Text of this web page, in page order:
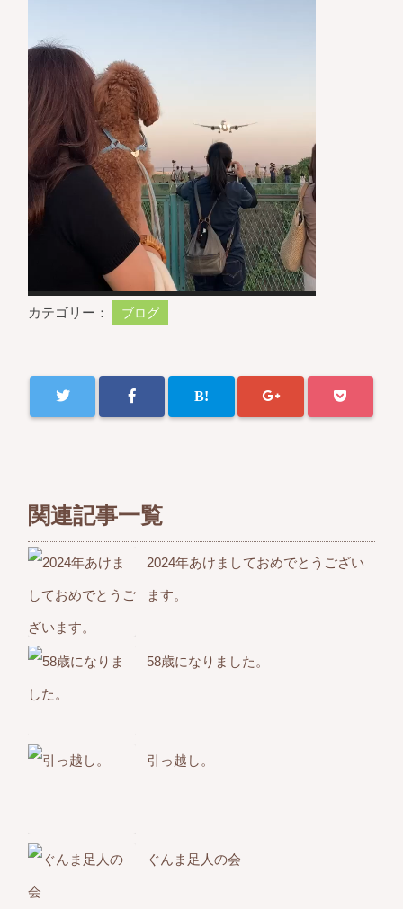
カテゴリー： ブログ
関連記事一覧
2024年あけましておめでとうござい
ます。
58歳になりました。
引っ越し。
ぐんま足人の会